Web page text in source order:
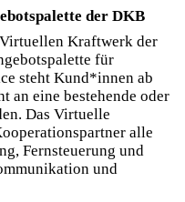
der DKB
Kraftwerk der
für
steht Kund*innen ab
an eine bestehende oder
Das Virtuelle
alle
Fernsteuerung und
und